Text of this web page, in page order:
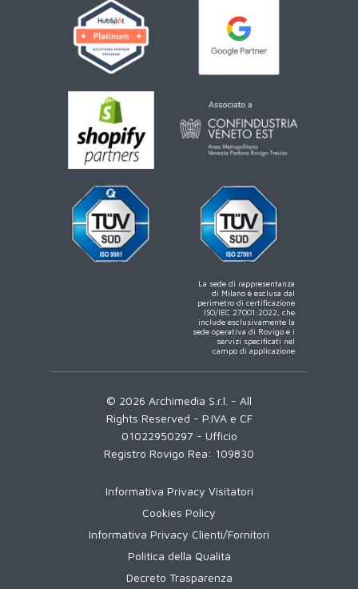
La sede di rappresentanza
di Milano è esclusa dal
perimetro di certificazione
ISO/IEC 27001:2022, che
include esclusivamente la
sede operativa di Rovigo e i
servizi specificati nel
campo di applicazione
© 2026 Archimedia S.r.l. - All
Rights Reserved - P.IVA e CF
01022950297 - Ufficio
Registro Rovigo Rea: 109830
Informativa Privacy Visitatori
Cookies Policy
Informativa Privacy Clienti/Fornitori
Politica della Qualità
Decreto Trasparenza